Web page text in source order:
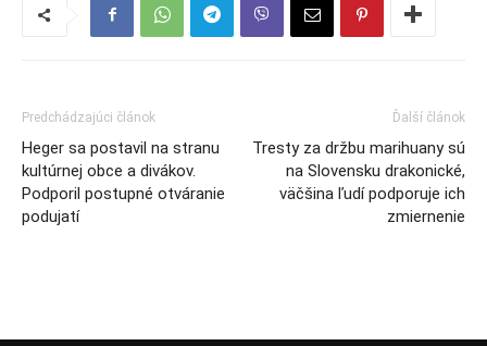
Predchádzajúci článok
Heger sa postavil na stranu
kultúrnej obce a divákov.
Podporil postupné otváranie
podujatí
Ďalší článok
Tresty za držbu marihuany sú
na Slovensku drakonické,
väčšina ľudí podporuje ich
zmiernenie